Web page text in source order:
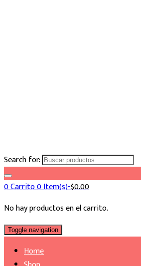
Search for:
0Carrito0 Item(s)-$0.00
No hay productos en el carrito.
Toggle navigation
Home